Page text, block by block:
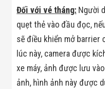
Đối với vé tháng: Người
quẹt thẻ vào đầu đọc,
sẽ điều khiển mở barrier
lúc này, camera được
xe máy, ảnh được lưu
ảnh, hình ảnh này được